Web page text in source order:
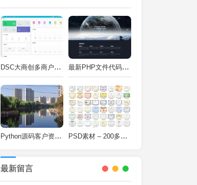
DSC大商创多商户电商系统完整部署教程（附PHP7.4/PHP8兼容修复方案） 最新PHP文件代码加密系统 在线PHP加密系统 全开源 亲测可用
Python源码客户资料管理系统V2.2一键运行 PSD素材 – 200多种类型证书PSD源码
最新留言